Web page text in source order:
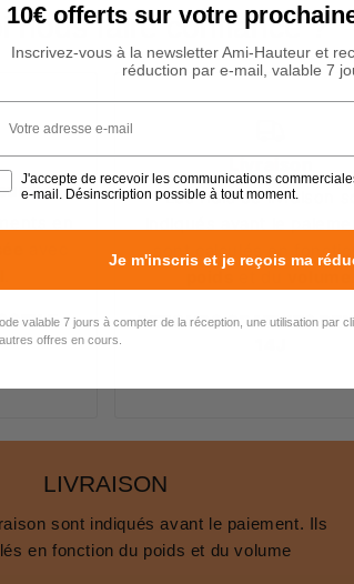
nous faire confiance ?
en
Les frais de livraison
sont calculés en
RETOURS GRATUITS
LIVRAISON
sont indiqués avant le paiement. Ils
en fonction du poids et du volume
10€ offerts sur votre
Inscrivez-vous à la newsletter Ami-Hauteur et
réduction par e-mail, valable 7
adresse e-mail
J'accepte de recevoir les communications
e-mail. Désinscription possible à tout moment.
Je m'inscris et je reçois ma
valable 7 jours à compter de la réception, une utilisation par
offres en cours.